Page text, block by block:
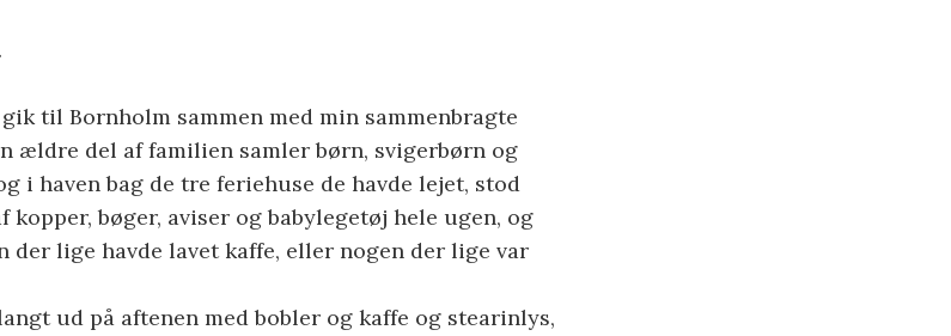
til Bornholm sammen med min sammenbragte
ældre del af familien samler børn, svigerbørn og
i haven bag de tre feriehuse de havde lejet, stod
bøger, aviser og babylegetøj hele ugen, og
der lige havde lavet kaffe, eller nogen der lige var
ud på aftenen med bobler og kaffe og stearinlys,